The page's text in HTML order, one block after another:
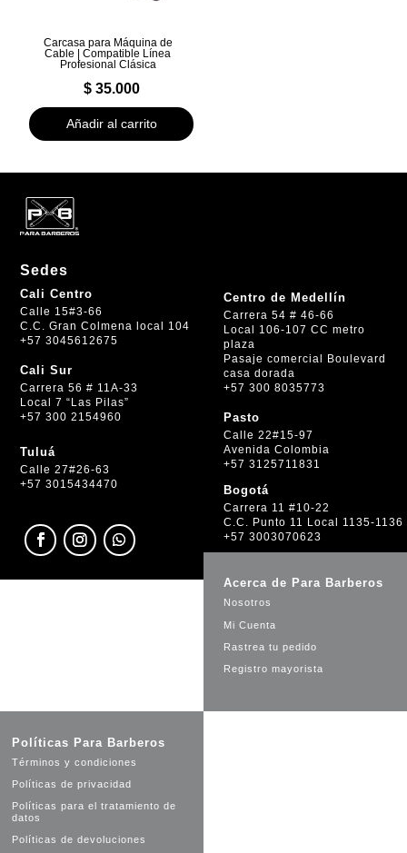
Carcasa para Máquina de
Cable | Compatible Línea
Profesional Clásica
$35.000
Añadir al carrito
Sedes
Cali Centro
Calle 15#3-66
C.C. Gran Colmena local 104
+57 3045612675
Cali Sur
Carrera 56 # 11A-33
Local 7 “Las Pilas”
+57 300 2154960
Tuluá
Calle 27#26-63
+57 3015434470
Centro de Medellín
Carrera 54 # 46-66
Local 106-107 CC metro
plaza
Pasaje comercial Boulevard
casa dorada
+57 300 8035773
Pasto
Calle 22#15-97
Avenida Colombia
+57 3125711831
Bogotá
Carrera 11 #10-22
C.C. Punto 11 Local 1135-1136
+57 3003070623
Acerca de Para Barberos
Nosotros
Mi Cuenta
Rastrea tu pedido
Registro mayorista
Políticas Para Barberos
Términos y condiciones
Políticas de privacidad
Políticas para el tratamiento de
datos
Políticas de devoluciones